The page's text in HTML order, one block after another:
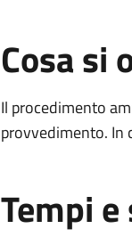
Cosa si
Il procedimento
provvedimento. In
Tempi